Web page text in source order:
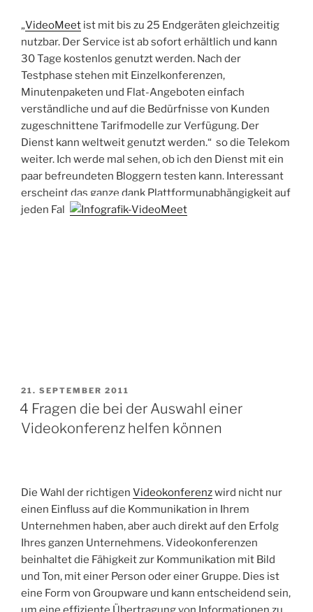
„VideoMeet ist mit bis zu 25 Endgeräten gleichzeitig
nutzbar. Der Service ist ab sofort erhältlich und kann
30 Tage kostenlos genutzt werden. Nach der
Testphase stehen mit Einzelkonferenzen,
Minutenpaketen und Flat-Angeboten einfach
verständliche und auf die Bedürfnisse von Kunden
zugeschnittene Tarifmodelle zur Verfügung. Der
Dienst kann weltweit genutzt werden.“ so die Telekom
weiter. Ich werde mal sehen, ob ich den Dienst mit ein
paar befreundeten Bloggern testen kann. Interessant
erscheint das ganze dank Plattformunabhängigkeit auf
jeden Fall.
VERÖFFENTLICHT
AM
21. SEPTEMBER 2011
4 Fragen die bei der Auswahl einer
Videokonferenz helfen können
Die Wahl der richtigen Videokonferenzwird nicht nur
einen Einfluss auf die Kommunikation in Ihrem
Unternehmen haben, aber auch direkt auf den Erfolg
Ihres ganzen Unternehmens. Videokonferenzen
beinhaltet die Fähigkeit zur Kommunikation mit Bild
und Ton, mit einer Person oder einer Gruppe. Dies ist
eine Form von Groupware und kann entscheidend sein,